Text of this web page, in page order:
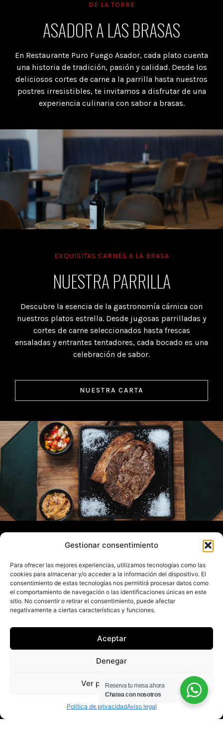
Gestionar consentimiento
Para ofrecer las mejores experiencias, utilizamos tecnologías como las
cookies para almacenar y/o acceder a la información del dispositivo. El
consentimiento de estas tecnologías nos permitirá procesar datos como
el comportamiento de navegación o las identificaciones únicas en este
sitio. No consentir o retirar el consentimiento, puede afectar
negativamente a ciertas características y funciones.
Aceptar
Denegar
Ver preferencias
Política de privacidadAviso legal
DE LA TORRE
ASADOR A LAS BRASAS
En Restaurante Puro Fuego Asador, cada plato cuenta
una historia de tradición, pasión y calidad. Desde los
deliciosos cortes de carne a la parrilla hasta nuestros
postres irresistibles, te invitamos a disfrutar de una
experiencia culinaria con sabor a brasas.
EXQUISITAS CARNES A LA BRASA
NUESTRA PARRILLA
Descubre la esencia de la gastronomía cárnica con
nuestros platos estrella. Desde jugosas parrilladas y
cortes de carne seleccionados hasta frescas
ensaladas y entrantes tentadores, cada bocado es una
celebración de sabor.
NUESTRA CARTA
NUESTRA PROMESA
En Puro Fuego Asador no solo servimos comida.
Creamos experiencias. Con un ambiente cálido y un
equipo apasionado, cada visita se convierte en un
recuerdo inolvidable.
SELECCIÓN PREMIUM DE VINOS
Vinos cuidadosamente escogidos para maridar
perfectamente con cada plato.
Reserva tu mesa ahora
Chatea con nosotros